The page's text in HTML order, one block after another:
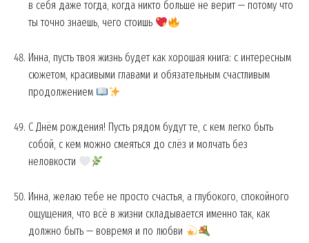
в себя даже тогда, когда никто больше не верит — потому что
ты точно знаешь, чего стоишь
Инна, пусть твоя жизнь будет как хорошая книга: с интересным
сюжетом, красивыми главами и обязательным счастливым
продолжением
С Днём рождения! Пусть рядом будут те, с кем легко быть
собой, с кем можно смеяться до слёз и молчать без
неловкости
Инна, желаю тебе не просто счастья, а глубокого, спокойного
ощущения, что всё в жизни складывается именно так, как
должно быть — вовремя и по любви